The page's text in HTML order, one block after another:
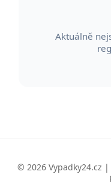
Aktuálně
© 2026 Vypadky24.cz |